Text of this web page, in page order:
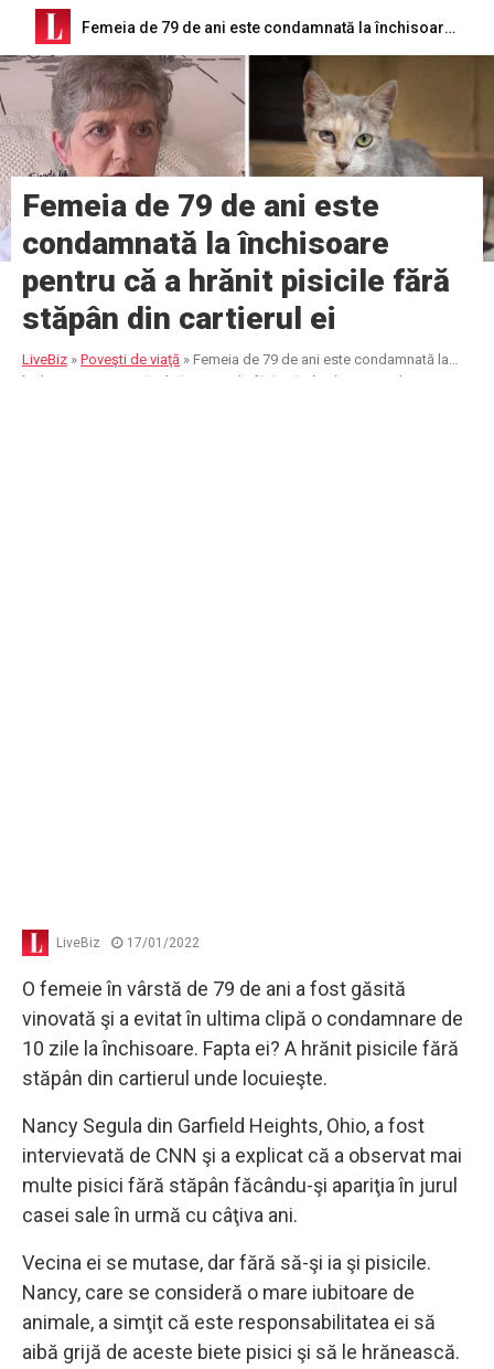
Femeia de 79 de ani este condamnată la închisoare pentru că a hrănit pisicile fără stăpân din cartierul ei
Femeia de 79 de ani este
condamnată la închisoare
pentru că a hrănit pisicile fără
stăpân din cartierul ei
LiveBiz » Poveşti de viaţă » Femeia de 79 de ani este condamnată la
închisoare pentru că a hrănit pisicile fără stăpân din cartierul ei
LiveBiz 17/01/2022
O femeie în vârstă de 79 de ani a fost găsită
vinovată şi a evitat în ultima clipă o condamnare de
10 zile la închisoare. Fapta ei? A hrănit pisicile fără
stăpân din cartierul unde locuieşte.
Nancy Segula din Garfield Heights, Ohio, a fost
intervievată de CNN şi a explicat că a observat mai
multe pisici fără stăpân făcându-şi apariţia în jurul
casei sale în urmă cu câţiva ani.
Vecina ei se mutase, dar fără să-şi ia şi pisicile.
Nancy, care se consideră o mare iubitoare de
animale, a simţit că este responsabilitatea ei să
aibă grijă de aceste biete pisici şi să le hrănească.